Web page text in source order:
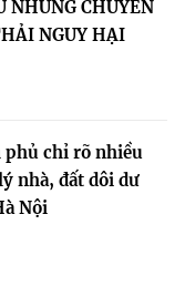
NHỮNG CHUYẾN
NGUY HẠI
phủ chỉ rõ nhiều
nhà, đất dôi dư
Nội